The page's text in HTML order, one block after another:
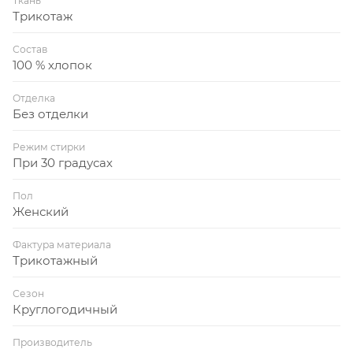
Трикотаж
Состав
100 % хлопок
Отделка
Без отделки
Режим стирки
При 30 градусах
Пол
Женский
Фактура материала
Трикотажный
Сезон
Круглогодичный
Производитель